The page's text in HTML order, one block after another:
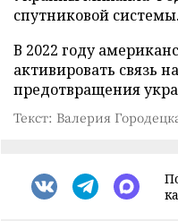
спутниковой системы.
В 2022 году
активировать связь
предотвращения
Текст: Валерия